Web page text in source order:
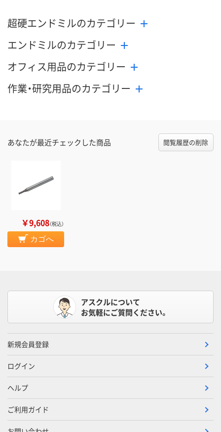
数量
カゴへ
数量
超硬エンドミルのカテゴリー
エンドミルのカテゴリー
オフィス用品のカテゴリー
作業・研究用品のカテゴリー
あなたが最近チェックした商品 閲覧履歴の削除
￥9,608（税込）
カゴへ
アスクルについて
お気軽にご質問ください。
新規会員登録
ログイン
ヘルプ
ご利用ガイド